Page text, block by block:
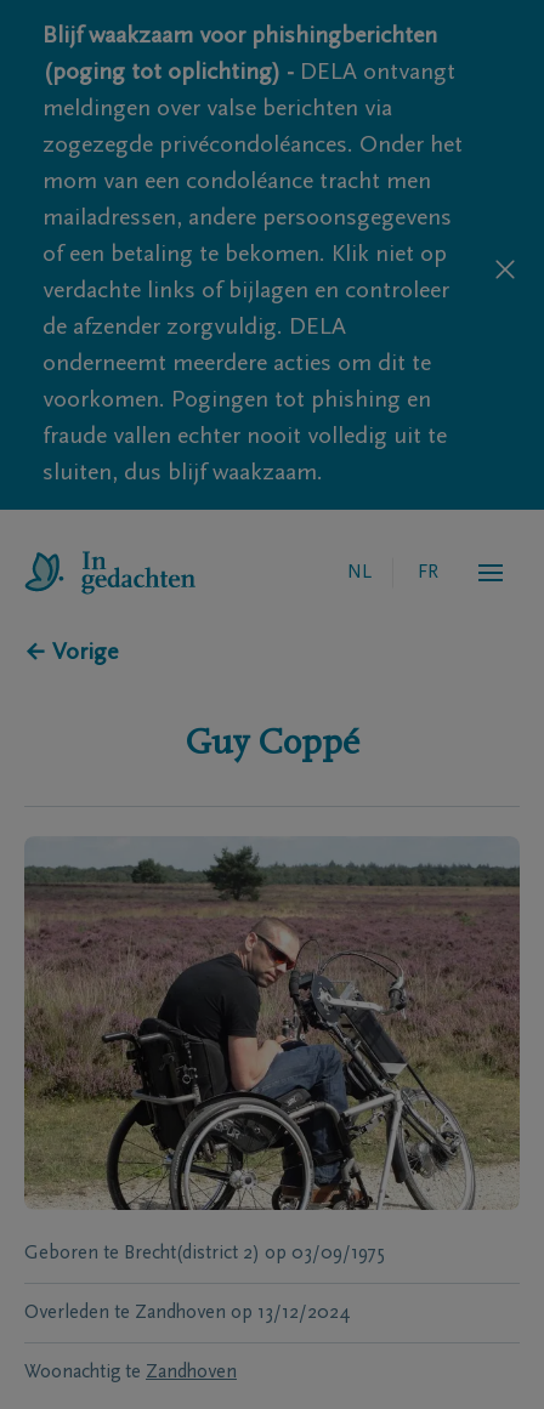
Blijf waakzaam voor phishingberichten
(poging tot oplichting) - DELA ontvangt
meldingen over valse berichten via
zogezegde privécondoléances. Onder het
mom van een condoléance tracht men
mailadressen, andere persoonsgegevens
of een betaling te bekomen. Klik niet op
verdachte links of bijlagen en controleer
de afzender zorgvuldig. DELA
onderneemt meerdere acties om dit te
voorkomen. Pogingen tot phishing en
fraude vallen echter nooit volledig uit te
sluiten, dus blijf waakzaam.
NL FR
← Vorige
Guy Coppé
Geboren te Brecht(district 2) op 03/09/1975
Overleden te Zandhoven op 13/12/2024
Woonachtig te Zandhoven